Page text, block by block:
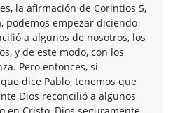
la afirmación de Corintios 5,
podemos empezar diciendo
a algunos de nosotros, los
y de este modo, con los
Pero entonces, si
dice Pablo, tenemos que
Dios reconcilió a algunos